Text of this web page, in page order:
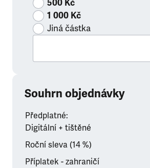
500 Kč
1 000 Kč
Jiná částka
Souhrn objednávky
Předplatné:
Digitální + tištěné
Roční sleva (14 %)
Příplatek - zahraničí